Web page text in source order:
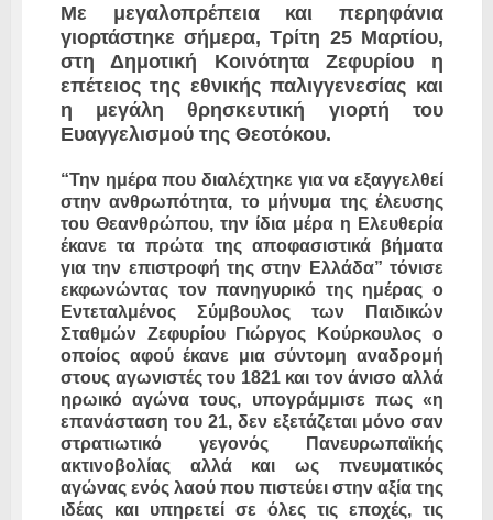
Με μεγαλοπρέπεια και περηφάνια
γιορτάστηκε σήμερα, Τρίτη 25 Μαρτίου,
στη Δημοτική Κοινότητα Ζεφυρίου η
επέτειος της εθνικής παλιγγενεσίας και
η μεγάλη θρησκευτική γιορτή του
Ευαγγελισμού της Θεοτόκου.
“Την ημέρα που διαλέχτηκε για να εξαγγελθεί
στην ανθρωπότητα, το μήνυμα της έλευσης
του Θεανθρώπου, την ίδια μέρα η Ελευθερία
έκανε τα πρώτα της αποφασιστικά βήματα
για την επιστροφή της στην Ελλάδα” τόνισε
εκφωνώντας τον πανηγυρικό της ημέρας ο
Εντεταλμένος Σύμβουλος των Παιδικών
Σταθμών Ζεφυρίου Γιώργος Κούρκουλος ο
οποίος αφού έκανε μια σύντομη αναδρομή
στους αγωνιστές του 1821 και τον άνισο αλλά
ηρωικό αγώνα τους, υπογράμμισε πως «η
επανάσταση του 21, δεν εξετάζεται μόνο σαν
στρατιωτικό γεγονός Πανευρωπαϊκής
ακτινοβολίας αλλά και ως πνευματικός
αγώνας ενός λαού που πιστεύει στην αξία της
ιδέας και υπηρετεί σε όλες τις εποχές, τις